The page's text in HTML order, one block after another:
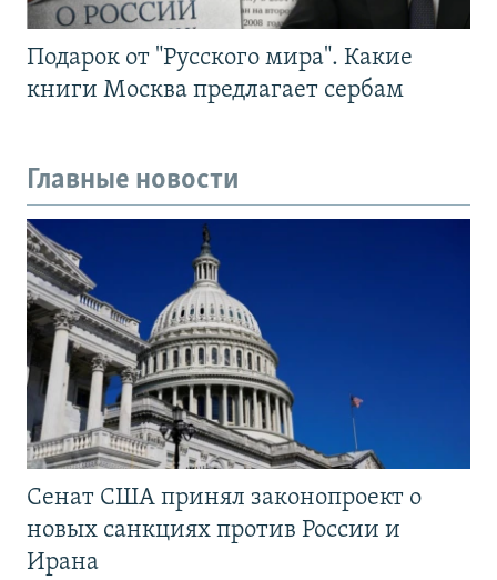
Подарок от "Русского мира". Какие
книги Москва предлагает сербам
Главные новости
Сенат США принял законопроект о
новых санкциях против России и
Ирана